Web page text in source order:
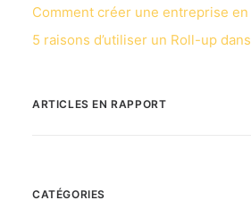
Comment créer une entreprise en
5 raisons d’utiliser un Roll-up
ARTICLES EN RAPPORT
CATÉGORIES